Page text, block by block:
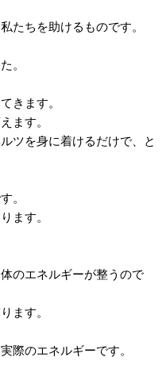
たちを助けるものです。
。
きます。
ます。
ツを身に着けるだけで、と
。
ます。
のエネルギーが整うので
ます。
際のエネルギーです。